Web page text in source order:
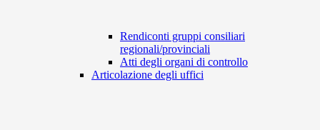
Rendiconti gruppi consiliari
regionali/provinciali
Atti degli organi di controllo
Articolazione degli uffici